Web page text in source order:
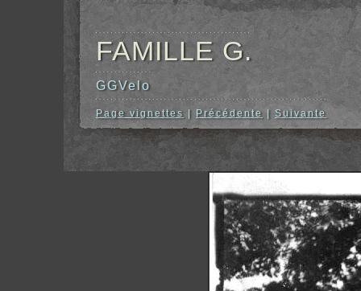
FAMILLE G.
GGVelo
Page vignettes Précédente | Suivante